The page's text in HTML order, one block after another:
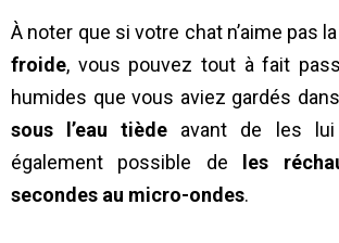
À noter que si votre chat n’aime pas la
froide, vous pouvez tout à fait
humides que vous aviez gardés
sous l’eau tiède avant de les
également possible de
les
secondes au micro-ondes.